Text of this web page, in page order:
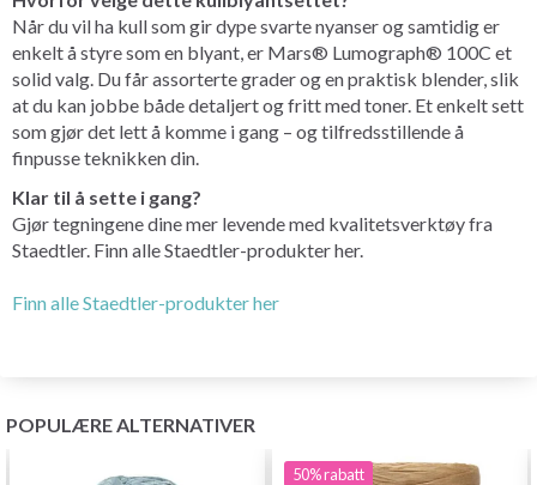
Når du vil ha kull som gir dype svarte nyanser og samtidig er
enkelt å styre som en blyant, er Mars® Lumograph® 100C et
solid valg. Du får assorterte grader og en praktisk blender, slik
at du kan jobbe både detaljert og fritt med toner. Et enkelt sett
som gjør det lett å komme i gang – og tilfredsstillende å
finpusse teknikken din.
Klar til å sette i gang?
Gjør tegningene dine mer levende med kvalitetsverktøy fra
Staedtler. Finn alle Staedtler-produkter her.
Finn alle Staedtler-produkter her
POPULÆRE ALTERNATIVER
50%rabatt